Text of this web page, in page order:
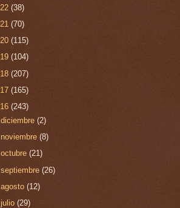
(38)
(70)
(115)
(104)
(207)
(165)
(243)
diciembre(2)
noviembre(8)
octubre(21)
septiembre(26)
agosto(12)
julio(29)